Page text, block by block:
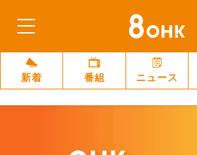
新着 番組 ニュース